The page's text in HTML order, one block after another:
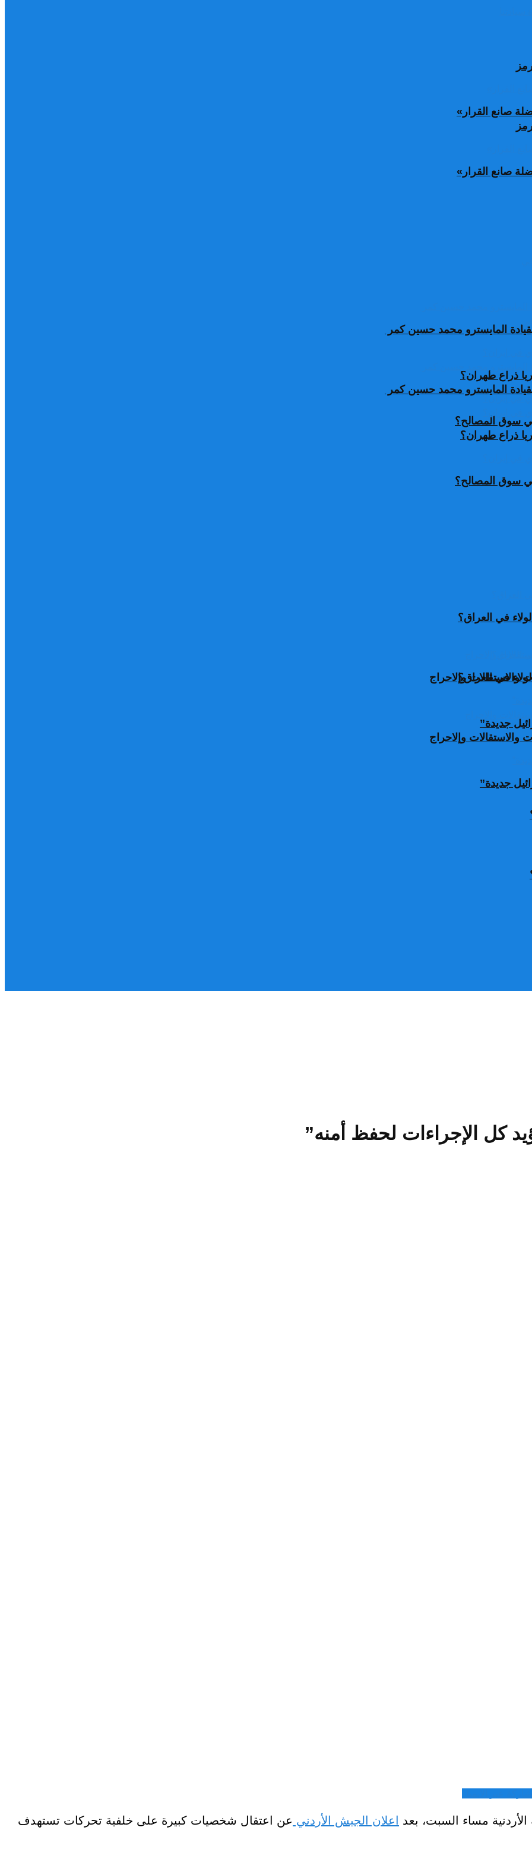
صانع القرار»
المايسترو محمد حسين كمر
ذراع طهران؟
في سوق المصالح؟
في العراق؟
وإلاحراج
جديدة”
صانع القرار»
المايسترو محمد حسين كمر
ذراع طهران؟
في سوق المصالح؟
في العراق؟
وإلاحراج
جديدة”
كل الإجراءات لحفظ أمنه”
مساء السبت، بعد اعلان الجيش الأردني عن اعتقال شخصيات كبيرة على خلفية تحركات تستهدف